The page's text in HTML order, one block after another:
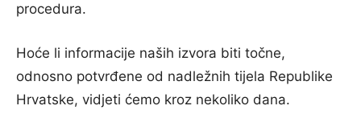
procedura.
Hoće li informacije naših izvora biti točne,
odnosno potvrđene od nadležnih tijela Republike
Hrvatske, vidjeti ćemo kroz nekoliko dana.